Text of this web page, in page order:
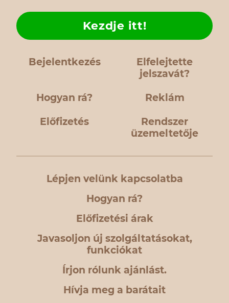
Bejelentkezés
Elfelejtette
jelszavát?
Hogyan rá?
Kezdje itt!
Reklám
Előfizetés
Rendszer
üzemeltetője
Lépjen velünk kapcsolatba
Hogyan rá?
Előfizetési árak
Javasoljon új szolgáltatásokat,
funkciókat
Írjon rólunk ajánlást.
Hívja meg a barátait